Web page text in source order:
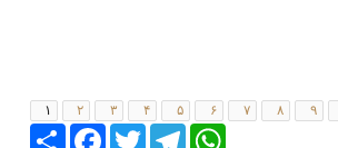
۱ ۲ ۳ ۴ ۵ ۶ ۷ ۸ ۹
Share
FacebookTwitter
Telegram
WhatsApp